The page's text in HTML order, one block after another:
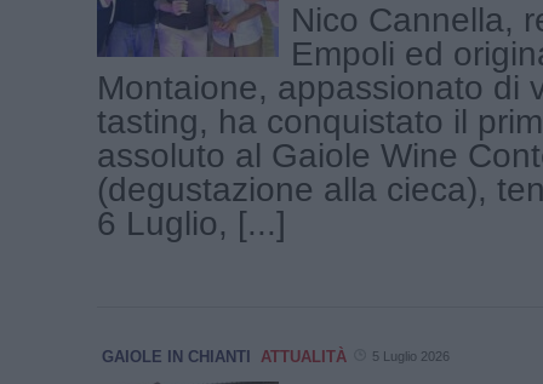
Nico Cannella,
Empoli ed
Montaione, appassionato di
tasting, ha conquistato il
assoluto al Gaiole Wine
(degustazione alla cieca),
6 Luglio, [...]
GAIOLE IN CHIANTI ATTUALITÀ 5 Luglio 2026